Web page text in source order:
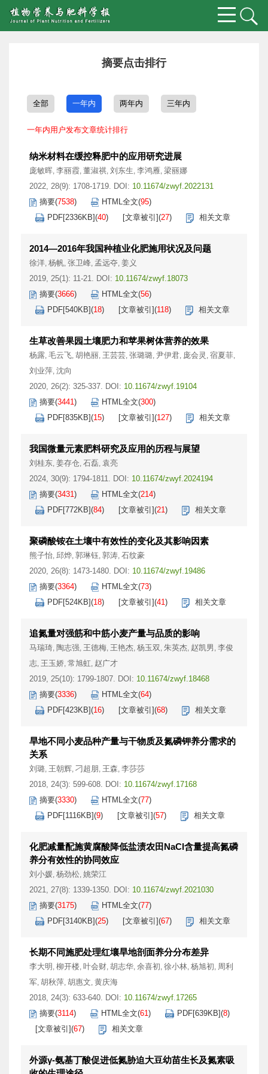
摘要点击排行
全部 一年内 两年内 三年内
一年内用户发布文章统计排行
纳米材料在缓控释肥中的应用研究进展
庞敏晖, 李丽霞, 董淑祺, 刘东生, 李鸿雁, 梁丽娜
2022, 28(9): 1708-1719. DOI: 10.11674/zwyf.2022131
摘要(7538) HTML全文(95)
PDF[2336KB](40) [文章被引](27) 相关文章
2014—2016年我国种植业化肥施用状况及问题
徐洋, 杨帆, 张卫峰, 孟远夺, 姜义
2019, 25(1): 11-21. DOI: 10.11674/zwyf.18073
摘要(3666) HTML全文(56)
PDF[540KB](18) [文章被引](118) 相关文章
生草改善果园土壤肥力和苹果树体营养的效果
杨露, 毛云飞, 胡艳丽, 王芸芸, 张璐璐, 尹伊君, 庞会灵 , 宿夏菲,
刘业萍, 沈向
2020, 26(2): 325-337. DOI: 10.11674/zwyf.19104
摘要(3441) HTML全文(300)
PDF[835KB](15) [文章被引](127) 相关文章
我国微量元素肥料研究及应用的历程与展望
刘桂东, 姜存仓, 石磊, 袁亮
2024, 30(9): 1794-1811. DOI: 10.11674/zwyf.2024194
摘要(3431) HTML全文(214)
PDF[772KB](84) [文章被引](21) 相关文章
聚磷酸铵在土壤中有效性的变化及其影响因素
熊子怡, 邱烨, 郭琳钰, 郭涛, 石纹豪
2020, 26(8): 1473-1480. DOI: 10.11674/zwyf.19486
摘要(3364) HTML全文(73)
PDF[524KB](18) [文章被引](41) 相关文章
追氮量对强筋和中筋小麦产量与品质的影响
马瑞琦, 陶志强, 王德梅, 王艳杰, 杨玉双, 朱英杰, 赵凯男 , 李俊
志, 王玉娇, 常旭虹, 赵广才
2019, 25(10): 1799-1807. DOI: 10.11674/zwyf.18468
摘要(3336) HTML全文(64)
PDF[423KB](16) [文章被引](68) 相关文章
旱地不同小麦品种产量与干物质及氮磷钾养分需求的
关系
刘璐, 王朝辉, 刁超朋 , 王森, 李莎莎
2018, 24(3): 599-608. DOI: 10.11674/zwyf.17168
摘要(3330) HTML全文(77)
PDF[1116KB](9) [文章被引](57) 相关文章
化肥减量配施黄腐酸降低盐渍农田NaCl含量提高氮磷
养分有效性的协同效应
刘小媛, 杨劲松, 姚荣江
2021, 27(8): 1339-1350. DOI: 10.11674/zwyf.2021030
摘要(3175) HTML全文(77)
PDF[3140KB](25) [文章被引](67) 相关文章
长期不同施肥处理红壤旱地剖面养分分布差异
李大明 , 柳开楼, 叶会财, 胡志华, 余喜初, 徐小林, 杨旭初, 周利
军, 胡秋萍, 胡惠文, 黄庆海
2018, 24(3): 633-640. DOI: 10.11674/zwyf.17265
摘要(3114) HTML全文(61) PDF[639KB](8)
[文章被引](67) 相关文章
外源γ-氨基丁酸促进低氮胁迫大豆幼苗生长及氮素吸